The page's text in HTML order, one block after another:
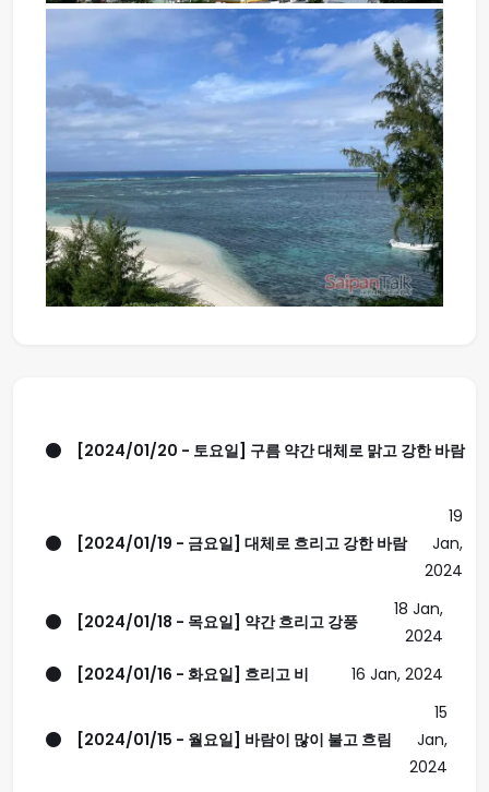
[2024/01/20 - 토요일] 구름 약간 대체로 맑고 강한 바람
[2024/01/19 - 금요일] 대체로 흐리고 강한 바람
19
Jan,
2024
[2024/01/18 - 목요일] 약간 흐리고 강풍
18 Jan,
2024
[2024/01/16 - 화요일] 흐리고 비
16 Jan, 2024
[2024/01/15 - 월요일] 바람이 많이 불고 흐림
15
Jan,
2024